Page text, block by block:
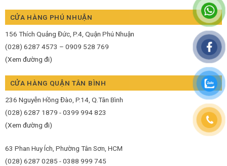
CỬA HÀNG PHÚ NHUẬN
156 Thích Quảng Đức, P.4, Quận Phú Nhuận
(028) 6287 4573 – 0909 528 769
(Xem đường đi)
CỬA HÀNG QUẬN TÂN BÌNH
236 Nguyễn Hồng Đào, P.14, Q.Tân Bình
(028) 6287 1879 - 0399 994 823
(Xem đường đi)
63 Phan Huy Ích, Phường Tân Sơn, HCM
(028) 6287 0285 - 0388 999 745